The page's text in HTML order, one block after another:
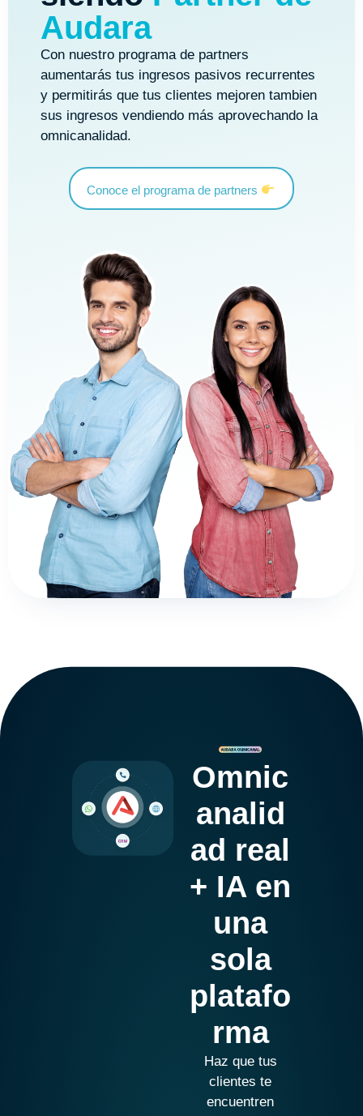
Audara
Con nuestro programa de partners
aumentarás tus ingresos pasivos recurrentes
y permitirás que tus clientes mejoren tambien
sus ingresos vendiendo más aprovechando la
omnicanalidad.
Conoce el programa de partners
Omnic
analid
ad real
+ IA en
una
sola
platafo
rma
Haz que tus
clientes te
encuentren